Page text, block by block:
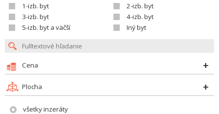
1-izb. byt
2-izb. byt
3-izb. byt
4-izb. byt
5-izb. byt a väčší
Iný byt
Cena
Plocha
všetky inzeráty